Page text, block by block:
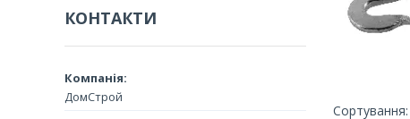
КОНТАКТИ
ДомСтрой